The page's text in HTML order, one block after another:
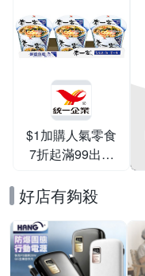
$1加購人氣零食
7折起滿99出貨
好店有夠殺